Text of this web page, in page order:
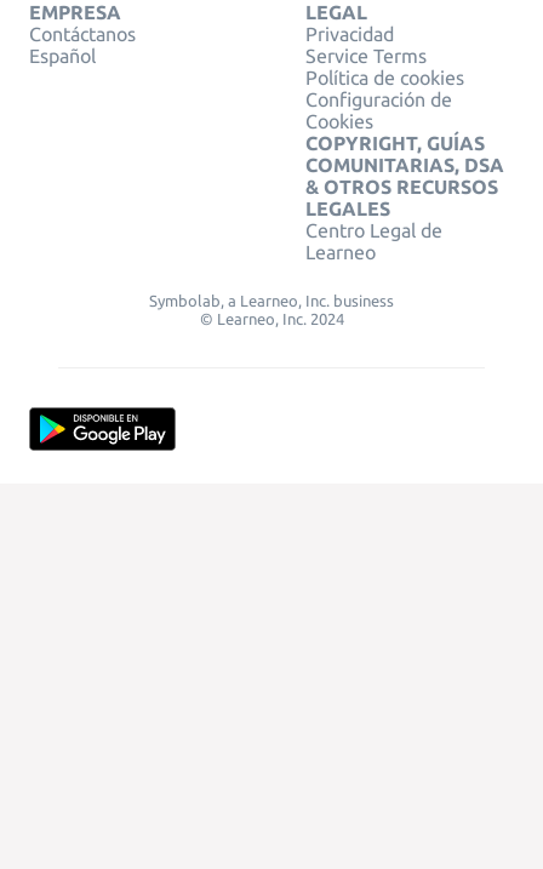
EMPRESA
Contáctanos
Español
LEGAL
Privacidad
Service Terms
Política de cookies
Configuración de
Cookies
COPYRIGHT, GUÍAS
COMUNITARIAS, DSA
& OTROS RECURSOS
LEGALES
Centro Legal de
Learneo
Symbolab, a Learneo, Inc. business
© Learneo, Inc. 2024